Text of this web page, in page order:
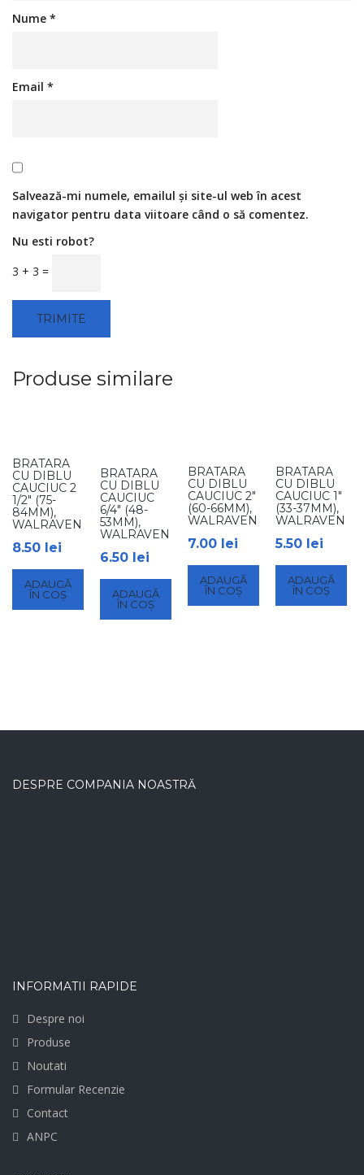
Nume *
Email *
Salvează-mi numele, emailul și site-ul web în acest
navigator pentru data viitoare când o să comentez.
Nu esti robot?
3 + 3 =
Produse similare
BRATARA
CU DIBLU
CAUCIUC 2
1/2″ (75-
84MM),
WALRAVEN
8.50 lei
ADAUGĂ
ÎN COȘ
BRATARA
CU DIBLU
CAUCIUC
6/4″ (48-
53MM),
WALRAVEN
6.50 lei
ADAUGĂ
ÎN COȘ
BRATARA
CU DIBLU
CAUCIUC 2″
(60-66MM),
WALRAVEN
7.00 lei
ADAUGĂ
ÎN COȘ
BRATARA
CU DIBLU
CAUCIUC 1″
(33-37MM),
WALRAVEN
5.50 lei
ADAUGĂ
ÎN COȘ
DESPRE COMPANIA NOASTRĂ
INFORMATII RAPIDE
Despre noi
Produse
Noutati
Formular Recenzie
Contact
ANPC